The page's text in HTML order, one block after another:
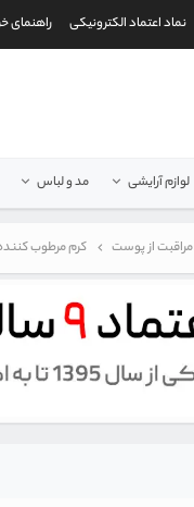
نماد اعتماد الکترونیکی راهنمای
لوازم آرایشی مد و لباس
مراقبت از پوست کرم مرطوب